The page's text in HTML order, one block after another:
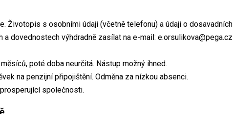
Životopis s osobními údaji (včetně telefonu) a údaji o dosavadních
a dovednostech výhdradně zasílat na e-mail: e.orsulikova@pega.cz
poté doba neurčitá. Nástup možný ihned.
na penzijní připojištění. Odměna za nízkou absenci.
společnosti.